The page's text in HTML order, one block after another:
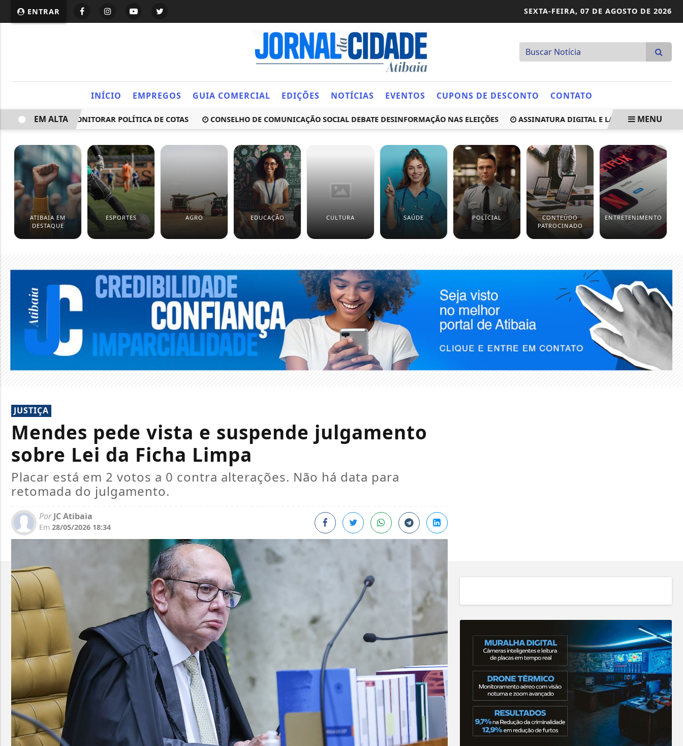
ENTRAR SEXTA-FEIRA, 07 DE AGOSTO DE 2026
INÍCIO EMPREGOS GUIA COMERCIAL EDIÇÕES NOTÍCIAS EVENTOS CUPONS DE DESCONTO CONTATO
PARA MONITORAR POLÍTICA DE COTAS CONSELHO DE COMUNICAÇÃO SOCIAL DEBATE DESINFORMAÇÃO NAS ELEIÇÕES ASSINATURA DIGITAL E LACRAÇÃO IMPEDEM
EM ALTA MENU
ATIBAIA EM
DESTAQUE
ESPORTES AGRO EDUCAÇÃO CULTURA SAÚDE POLICIAL
CONTEÚDO
PATROCINADO
ENTRETENIMENTO
JUSTIÇA
Mendes pede vista e suspende julgamento
sobre Lei da Ficha Limpa
Placar está em 2 votos a 0 contra alterações. Não há data para
retomada do julgamento.
PorJC Atibaia
Em 28/05/2026 18:34